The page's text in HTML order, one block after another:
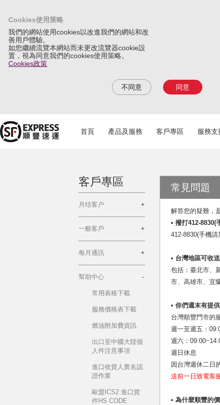
Cookies使用策略
我們的網站使用cookies以改進我們的網站和改
善用戶體驗。
如您繼續流覽本網站而未更改流覽器cookie設
置，視為同意我們的cookies使用策略。
Cookies政策
不同意 同意
首頁 產品及服務 客戶專區 服務支
客戶專區
月结客户
一般客戶
每月通訊
幫助中心
常用表格下載
服務價格表下載
燃油附加費資訊
出口至中國大陸個
人件注意事項
進口收貨人實名認
證作業
歐盟ICS2 進口貨
件HS CODE
常見問題
解答您的疑難，
• 撥打412-8830(
412-8830(手機
• 台灣地區可收
包括：臺北市、
市、高雄市、宜
• 你們週末有提
台灣順豐門市的
週一至週五：
週六：
週日休息
因台灣週休二日
送前一日致電客
• 為什麼順豐的